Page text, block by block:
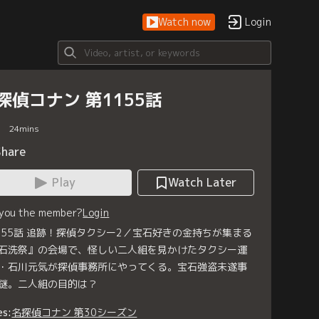
Watch now Login
偵コナン 第1155話
24mins
Play
Watch Later
the member?Login
話 追跡！探偵タクシー2／宝石好きの金持ちが集まる
洗祭』の会場で、怪しい二人組を見かけたタクシー運
石川元気が探偵事務所にやってくる。宝石強盗未遂事
。二人組の目的は？
名探偵コナン 第30シーズン